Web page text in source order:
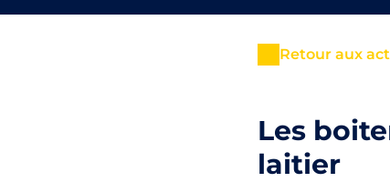
Retour aux
Les
laitier